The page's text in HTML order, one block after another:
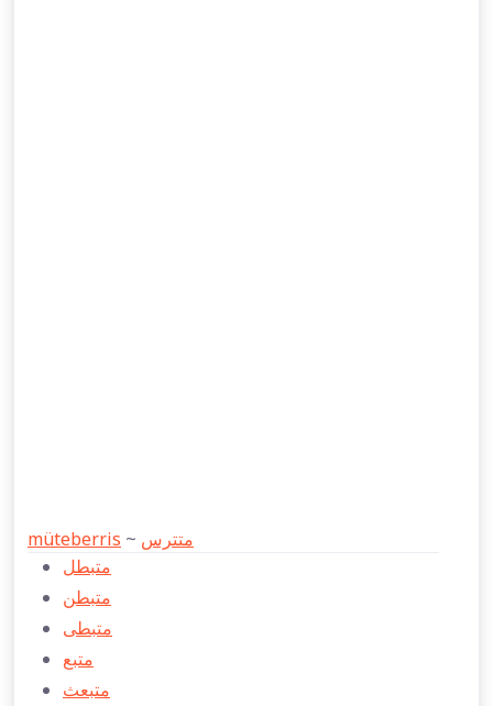
müteberris ~ متترس
متبطل
متبطن
متبطی
متبع
متبعث